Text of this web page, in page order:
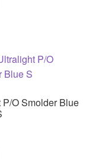
P/O Smolder Blue